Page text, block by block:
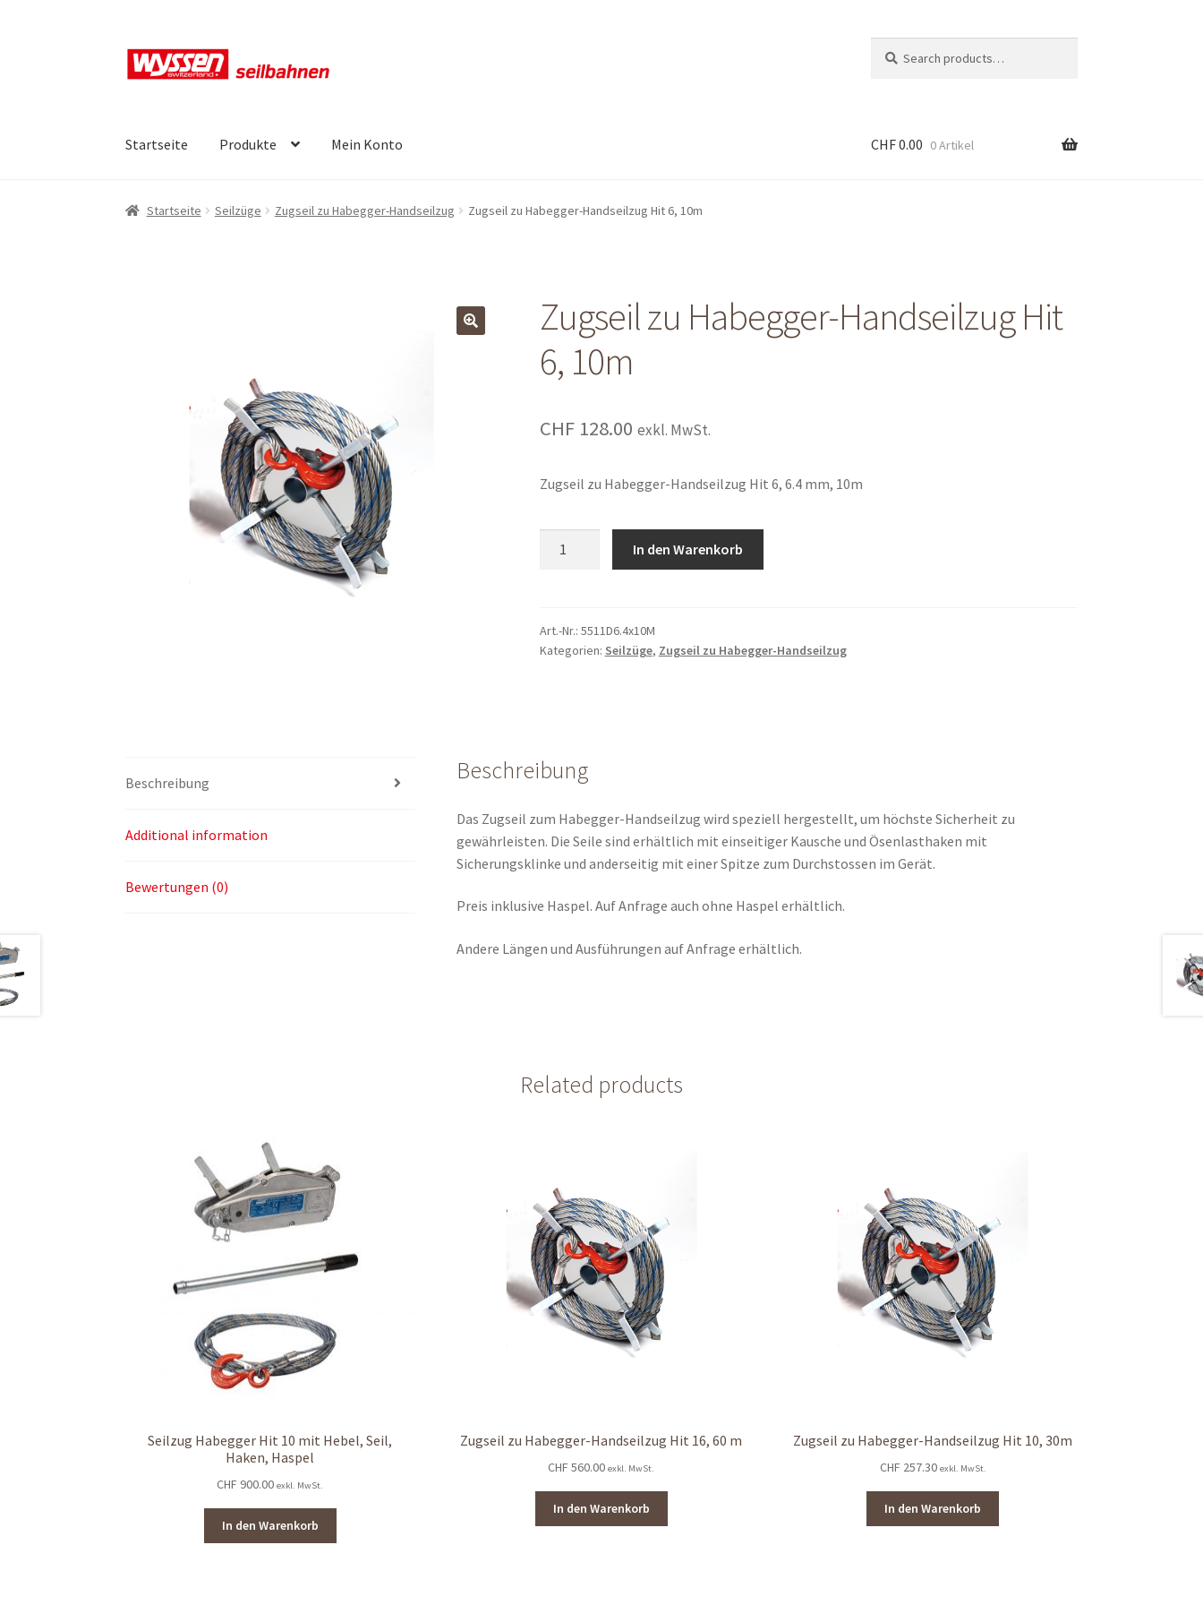
Zur
Navigation
Zum
Inhalt
nach:
Startseite Produkte Mein Konto
Start Kasse Kasse Kasse Mein Konto Mein Konto Mein Konto Shop Shop Warenkorb Warenkorb
CHF0.00 0 Artikel
Startseite Seilzüge Zugseil zu Habegger-Handseilzug Zugseil zu Habegger-Handseilzug Hit 6, 10m
Zugseil zu Habegger-Handseilzug Hit
6, 10m
CHF128.00 exkl. MwSt.
Zugseil zu Habegger-Handseilzug Hit 6, 6.4 mm, 10m
Hit
6,
In den Warenkorb
Art.-Nr.: 5511D6.4x10M
Kategorien: Seilzüge, Zugseil zu Habegger-Handseilzug
Beschreibung
Additional information
Bewertungen (0)
Beschreibung
Das Zugseil zum Habegger-Handseilzug wird speziell hergestellt, um höchste Sicherheit zu
gewährleisten. Die Seile sind erhältlich mit einseitiger Kausche und Ösenlasthaken mit
Sicherungsklinke und anderseitig mit einer Spitze zum Durchstossen im Gerät.
Preis inklusive Haspel. Auf Anfrage auch ohne Haspel erhältlich.
Andere Längen und Ausführungen auf Anfrage erhältlich.
Related products
Seilzug Habegger Hit 10 mit Hebel, Seil,
Haken, Haspel
CHF 900.00 exkl. MwSt.
In den Warenkorb
Zugseil zu Habegger-Handseilzug Hit 16, 60 m
CHF 560.00 exkl. MwSt.
In den Warenkorb
Zugseil zu Habegger-Handseilzug Hit 10, 30m
CHF 257.30 exkl. MwSt.
In den Warenkorb